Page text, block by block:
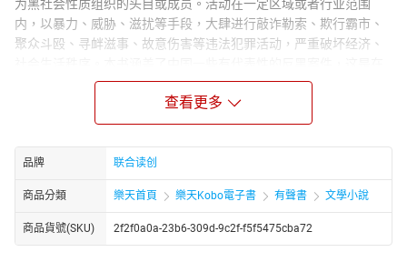
为黑社会性质组织的头目或成员。活动在一定区域或者行业范围
内，以暴力、威胁、滋扰等手段，大肆进行敲诈勒索、欺行霸市、
聚众斗殴、寻衅滋事、故意伤害等违法犯罪活动，严重破坏经济、
警戒那些还在进行黑社会活动的人主动收敛，走在河边的自我约
束。谁是横行一时的“猪霸”？谁打造了“黄赌毒”产业链？谁把黑手伸
向运输和地产业？谁从打黑英雄蜕变成黑社会的保护伞？谁是真正
的打黑英雄？天网恢恢，疏而不漏，事情总会有真相，做了坏事总
有一天会败露。若要人不知，除非己莫为。一切藐视法律和存在侥
幸心理的行为必将受到法律的严惩！如果不想给自己的生活套上枷
锁，那么请停止你犯罪的脚步！
查看更多
品牌 联合读创
商品分類 樂天首頁 樂天Kobo電子書 有聲書 文學小說
商品貨號(SKU) 2f2f0a0a-23b6-309d-9c2f-f5f5475cba72